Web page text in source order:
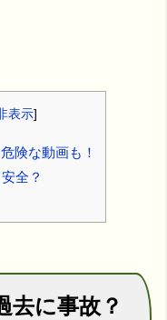
表示]
険な動画も！
全？
去に事故？